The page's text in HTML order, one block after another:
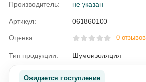
Производитель: не указан
Артикул: 061860100
Оценка: 0 отзывов
Тип продукции: Шумоизоляция
Ожидается поступление